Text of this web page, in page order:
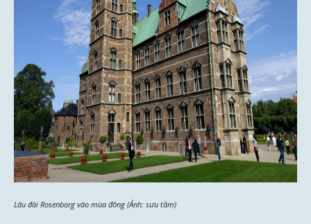
Lâu đài Rosenborg vào mùa đông (Ảnh: sưu tầm)